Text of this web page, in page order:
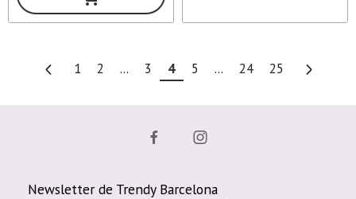
1 2 ... 3 4 5 ... 24 25
Newsletter de Trendy Barcelona